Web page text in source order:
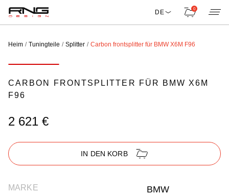
DE 0
Heim Tuningteile Splitter Carbon frontsplitter für BMW X6M F96
CARBON FRONTSPLITTER FÜR BMW X6M
F96
2 621 €
IN DEN KORB
MARKE BMW